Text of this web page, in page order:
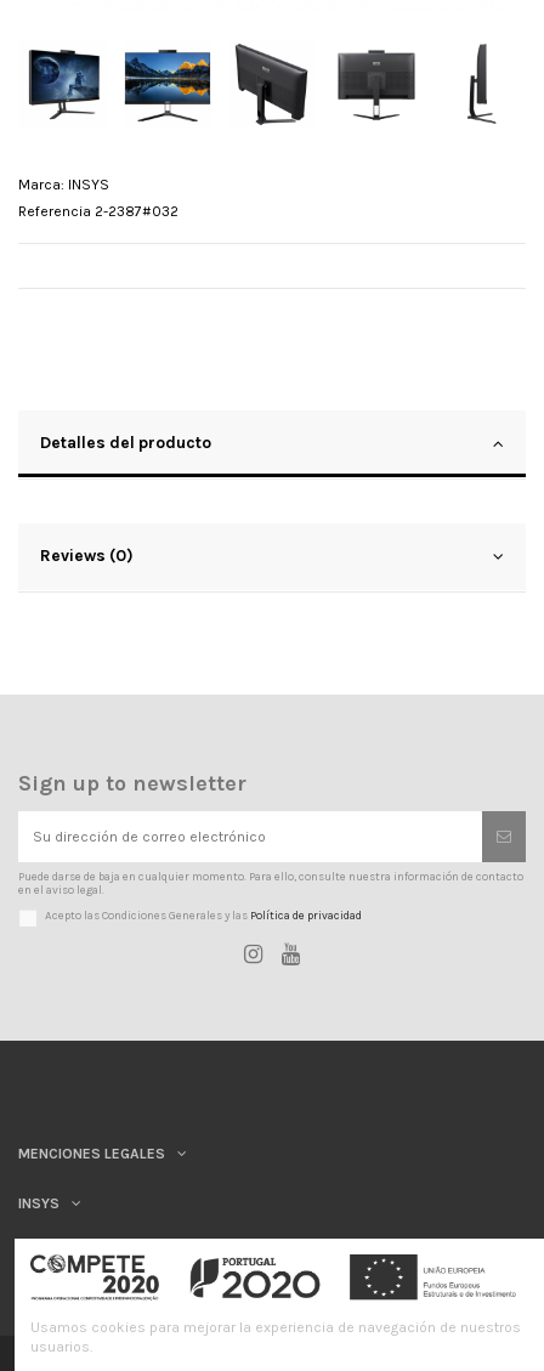
Marca: INSYS
Referencia 2-2387#032
Detalles del producto
Reviews (0)
Sign up to newsletter
Puede darse de baja en cualquier momento. Para ello, consulte nuestra información de contacto
en el aviso legal.
Acepto las Condiciones Generales y las Política de privacidad
MENCIONES LEGALES
INSYS
Usamos cookies para mejorar la experiencia de navegación de nuestros
usuarios.